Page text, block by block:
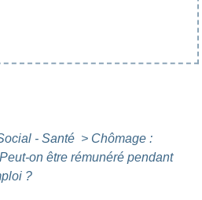
- Santé > Chômage :
Peut-on être rémunéré pendant
?